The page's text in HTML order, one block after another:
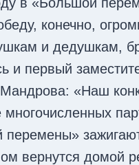
конечно,
и дедушкам,
и первый
«Наш
многочисленных
вернутся домой